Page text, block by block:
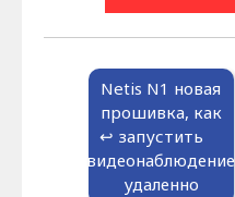
Netis N1 новая
прошивка, как
запустить
видеонаблюдение
удаленно